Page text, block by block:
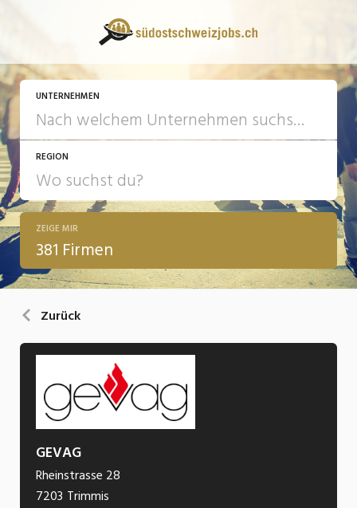
UNTERNEHMEN
REGION
ZEIGE MIR
381 Firmen
Zurück
GEVAG
Rheinstrasse 28
7203 Trimmis